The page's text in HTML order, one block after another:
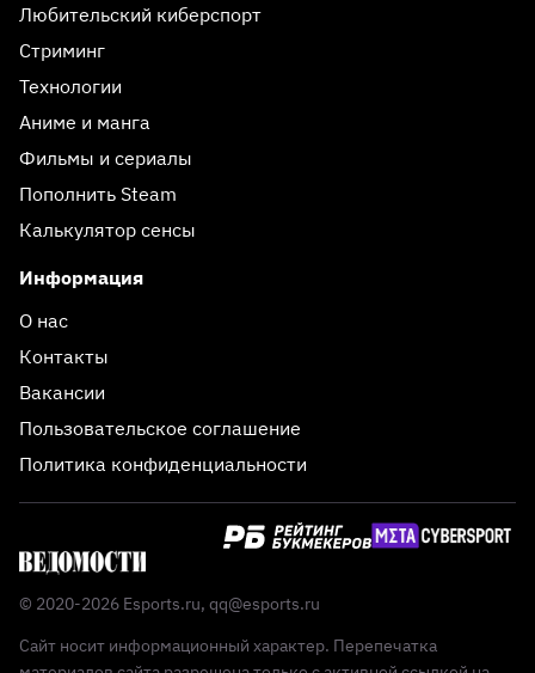
Любительский киберспорт
Стриминг
Технологии
Аниме и манга
Фильмы и сериалы
Пополнить Steam
Калькулятор сенсы
Информация
О нас
Контакты
Вакансии
Пользовательское соглашение
Политика конфиденциальности
© 2020-2026 Esports.ru, qq@esports.ru
Сайт носит информационный характер. Перепечатка